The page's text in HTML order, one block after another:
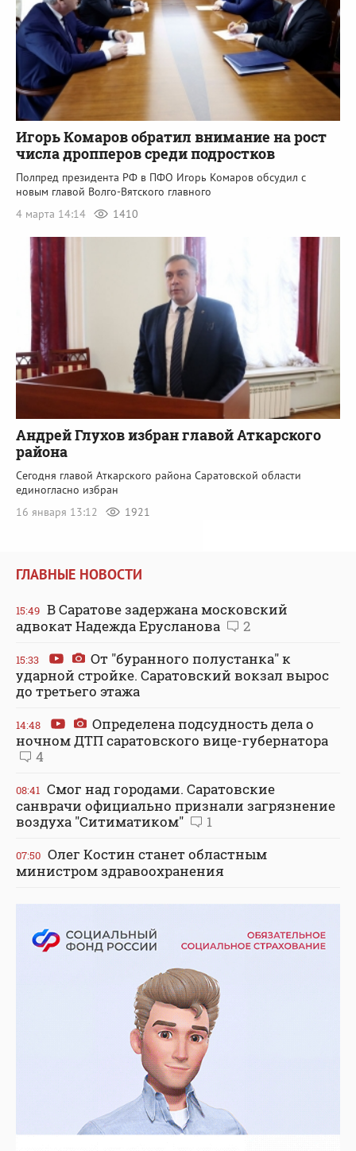
Игорь Комаров обратил внимание на рост
числа дропперов среди подростков
Полпред президента РФ в ПФО Игорь Комаров обсудил с
новым главой Волго-Вятского главного
4 марта 14:14
1410
Андрей Глухов избран главой Аткарского
района
Сегодня главой Аткарского района Саратовской области
единогласно избран
16 января 13:12
1921
ГЛАВНЫЕ НОВОСТИ
15:49 В Саратове задержана московский
адвокат Надежда Ерусланова
2
15:33
От "буранного полустанка" к
ударной стройке. Саратовский вокзал вырос
до третьего этажа
14:48
Определена подсудность дела о
ночном ДТП саратовского вице-губернатора
4
08:41 Смог над городами. Саратовские
санврачи официально признали загрязнение
воздуха "Ситиматиком"
1
07:50 Олег Костин станет областным
министром здравоохранения